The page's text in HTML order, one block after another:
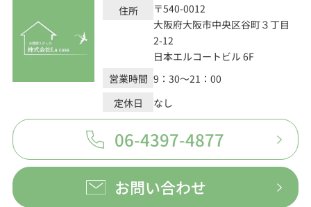
住所
〒540-0012
大阪府大阪市中央区谷町３丁目
2-12
日本エルコートビル 6F
営業時間 9：30～21：00
定休日
なし
06-4397-4877
お問い合わせ